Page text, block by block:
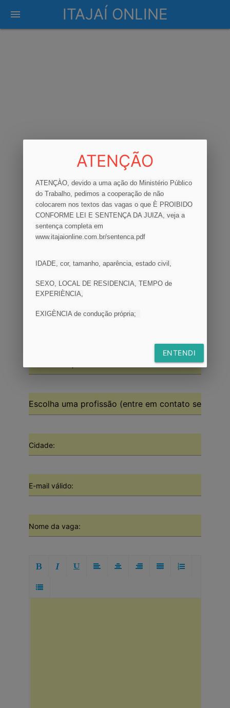
ITAJAÍ ONLINE
menu
Cadastrar uma vaga
Cidade:
E-mail válido:
Nome da vaga:
ATENÇÃO
ATENÇÀO, devido a uma ação do Ministério Público
do Trabalho, pedimos a cooperação de não
colocarem nos textos das vagas o que È PROIBIDO
CONFORME LEI E SENTENÇA DA JUIZA, veja a
sentença completa em
www.itajaionline.com.br/sentenca.pdf
IDADE, cor, tamanho, aparência, estado civil,
SEXO, LOCAL DE RESIDENCIA, TEMPO de
EXPERIÈNCIA,
EXIGÈNCIA de condução própria;
ENTENDI